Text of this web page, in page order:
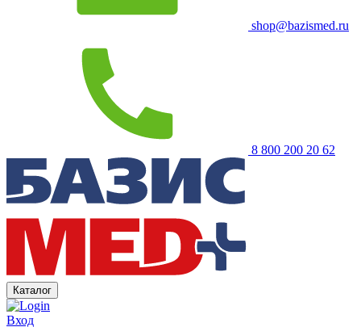
shop@bazismed.ru
8 800 200 20 62
Каталог
Вход